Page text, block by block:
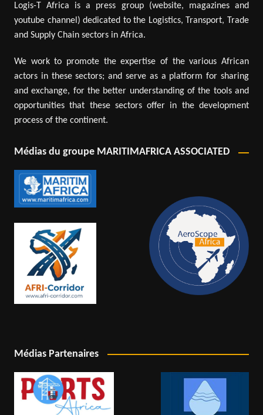
Logis-T Africa is a press group (website, magazines and
youtube channel) dedicated to the Logistics, Transport, Trade
and Supply Chain sectors in Africa.
We work to promote the expertise of the various African
actors in these sectors; and serve as a platform for sharing
and exchange, for the better understanding of the tools and
opportunities that these sectors offer in the development
process of the continent.
Médias du groupe MARITIMAFRICA ASSOCIATED
Médias Partenaires